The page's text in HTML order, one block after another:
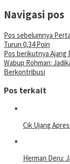
Navigasi pos
Pos sebelumnya
Turun 0,34 Poin
Pos berikutnya Ajang
Wabup Rohman:
Berkontribusi
Pos terkait
Cik Ujang
Herman Deru: